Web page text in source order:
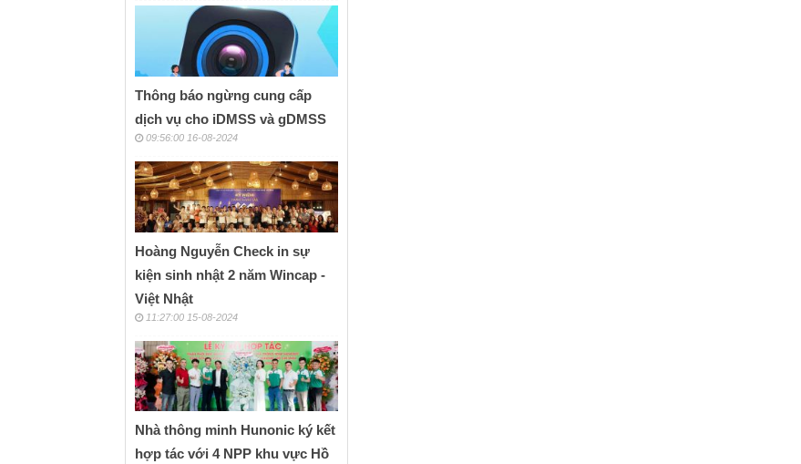
Thông báo ngừng cung cấp
dịch vụ cho iDMSS và gDMSS
09:56:00 16-08-2024
Hoàng Nguyễn Check in sự
kiện sinh nhật 2 năm Wincap -
Việt Nhật
11:27:00 15-08-2024
Nhà thông minh Hunonic ký kết
hợp tác với 4 NPP khu vực Hồ